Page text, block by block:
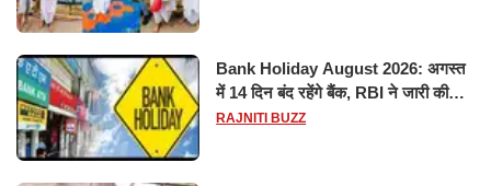
Bank Holiday August 2026: अगस्त
में 14 दिन बंद रहेंगे बैंक, RBI ने जारी की
छुट्टियों की लिस्ट​​​​​​​
RAJNITI BUZZ